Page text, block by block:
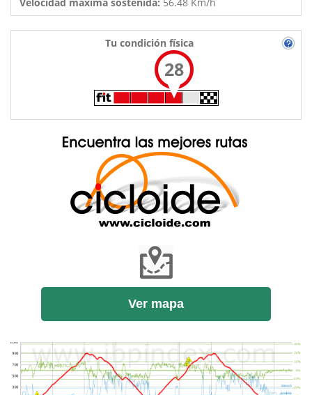
Tu condición física
28
Ver mapa